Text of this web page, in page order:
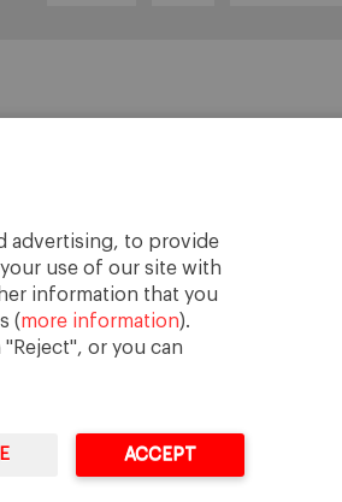
advertising, to provide
use of our site with
information that you
(more information).
or you can
ACCEPT